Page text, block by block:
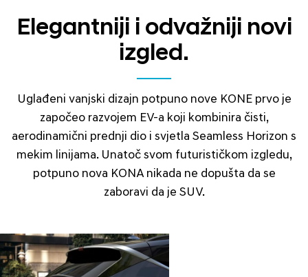
Elegantniji i odvažniji novi
izgled.
Uglađeni vanjski dizajn potpuno nove KONE prvo je
započeo razvojem EV-a koji kombinira čisti,
aerodinamični prednji dio i svjetla Seamless Horizon s
mekim linijama. Unatoč svom futurističkom izgledu,
potpuno nova KONA nikada ne dopušta da se
zaboravi da je SUV.